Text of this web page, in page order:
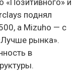
поднял
а Mizuho — с
рынка».
в